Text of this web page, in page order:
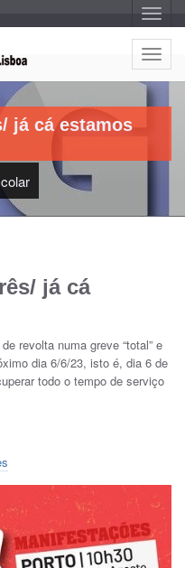
A
l
t
e
r
a
g
o
A
l
t
e
a
a
o
já cá estamos
já cá
revolta numa greve “total” e
dia 6/6/23, isto é, dia 6 de
todo o tempo de serviço